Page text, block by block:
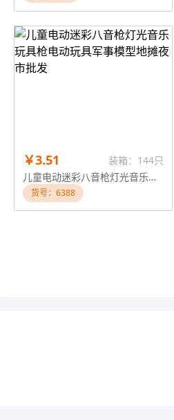
￥3.51
装箱：144只
儿童电动迷彩八音枪灯光音乐玩具枪电动玩具军事模型地摊夜市批发
货号：6388